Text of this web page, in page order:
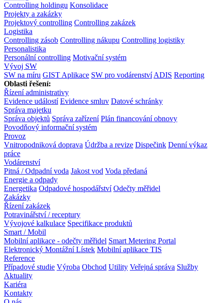
Controlling holdingu Konsolidace
Projekty a zakázky
Projektový controlling Controlling zakázek
Logistika
Controlling zásob Controlling nákupu Controlling logistiky
Personalistika
Personální controlling Motivační systém
Vývoj SW
SW na míru GIST Aplikace SW pro vodárenství ADIS Reporting
Oblasti řešení:
Řízení administrativy
Evidence událostí Evidence smluv Datové schránky
Správa majetku
Správa objektů Správa zařízení Plán financování obnovy
Povodňový informační systém
Provoz
Vnitropodniková doprava Údržba a revize Dispečink Denní výkaz
práce
Vodárenství
Pitná / Odpadní voda Jakost vod Voda předaná
Energie a odpady
Energetika Odpadové hospodářství Odečty měřidel
Zakázky
Řízení zakázek
Potravinářství / receptury
Vývojové kalkulace Specifikace produktů
Smart / Mobil
Mobilní aplikace - odečty měřidel Smart Metering Portal
Elektronický Montážní Lístek Mobilní aplikace TIS
Reference
Případové studie Výroba Obchod Utility Veřejná správa Služby
Aktuality
Kariéra
Kontakty